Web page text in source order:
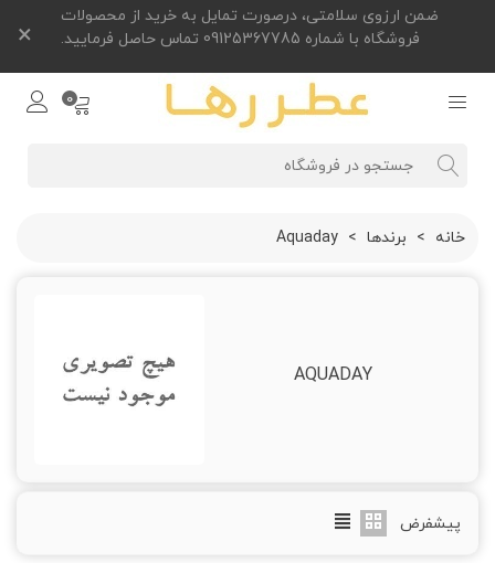
ضمن ارزوی سلامتی، درصورت تمایل به خرید از محصولات
فروشگاه با شماره 09125367785 تماس حاصل فرمایید.
×
0
خانه > برندها >
Aquaday
AQUADAY
پیشفرض